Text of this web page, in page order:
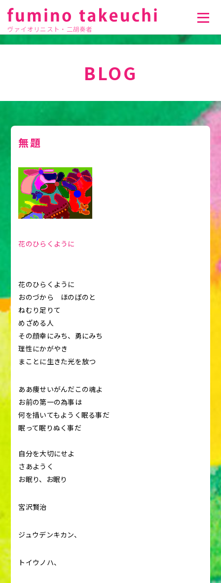
ヴァイオリニスト・二胡奏者
BLOG
無題
花のひらくように
花のひらくように
おのづから ほのぼのと
ねむり足りて
めざめる人
その顔幸にみち、勇にみち
理性にかがやき
まことに生きた光を放つ
ああ痩せいがんだこの魂よ
お前の第一の為事は
何を措いてもようく眠る事だ
眠って眠りぬく事だ
自分を大切にせよ
さあようく
お眠り、お眠り
宮沢賢治
ジュウデンキカン、
トイウノハ、